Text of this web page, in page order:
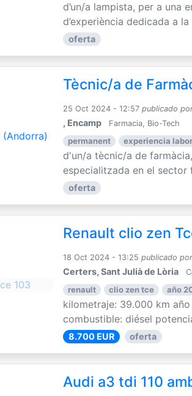
d’un/a lampista, per a una
d’experiència dedicada a
oferta
Tècnic/a de
25 Oct 2024 - 12:57 publicado
, Encamp Farmacia, Bio-Tech
permanent experiencia
d'un/a tècnic/a de
especialitzada en el sector
oferta
Renault clio zen
18 Oct 2024 - 13:25 publicado por
Certers, Sant Julià de Lòria
renault clio zen tce año
kilometraje: 39.000 km
combustible: diésel
8.700 EUR oferta
Audi a3 tdi 110